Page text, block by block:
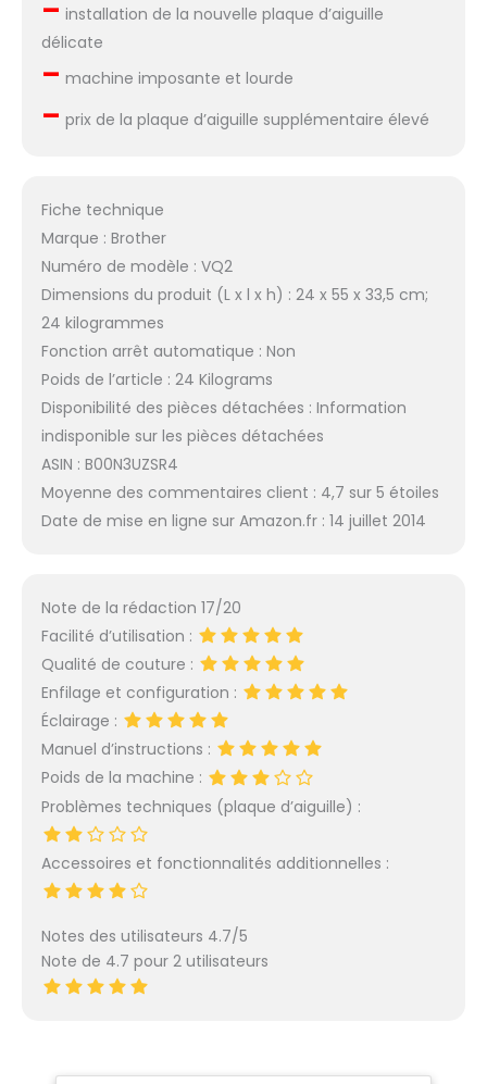
– installation de la nouvelle plaque d’aiguille
délicate
– machine imposante et lourde
– prix de la plaque d’aiguille supplémentaire élevé
Fiche technique
Marque : Brother
Numéro de modèle : VQ2
Dimensions du produit (L x l x h) : 24 x 55 x 33,5 cm;
24 kilogrammes
Fonction arrêt automatique : Non
Poids de l’article : 24 Kilograms
Disponibilité des pièces détachées : Information
indisponible sur les pièces détachées
ASIN : B00N3UZSR4
Moyenne des commentaires client : 4,7 sur 5 étoiles
Date de mise en ligne sur Amazon.fr : 14 juillet 2014
Note de la rédaction 17/20
Facilité d’utilisation :
Qualité de couture :
Enfilage et configuration :
Éclairage :
Manuel d’instructions :
Poids de la machine :
Problèmes techniques (plaque d’aiguille) :
Accessoires et fonctionnalités additionnelles :
Notes des utilisateurs 4.7/5
Note de 4.7 pour 2 utilisateurs